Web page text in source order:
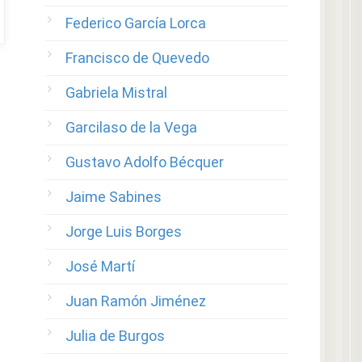
Federico García Lorca
Francisco de Quevedo
Gabriela Mistral
Garcilaso de la Vega
Gustavo Adolfo Bécquer
Jaime Sabines
Jorge Luis Borges
José Martí
Juan Ramón Jiménez
Julia de Burgos